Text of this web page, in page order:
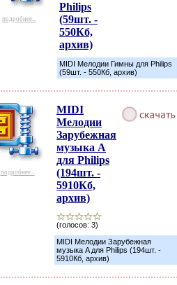
подробнее...
Philips
(59шт. -
550Кб,
архив)
MIDI Мелодии Гимны для Philips
(59шт. - 550Кб, архив)
подробнее...
MIDI
Мелодии
Зарубежная
музыка A
для Philips
(194шт. -
5910Кб,
архив)
(голосов: 3)
MIDI Мелодии Зарубежная
музыка A для Philips (194шт. -
5910Кб, архив)